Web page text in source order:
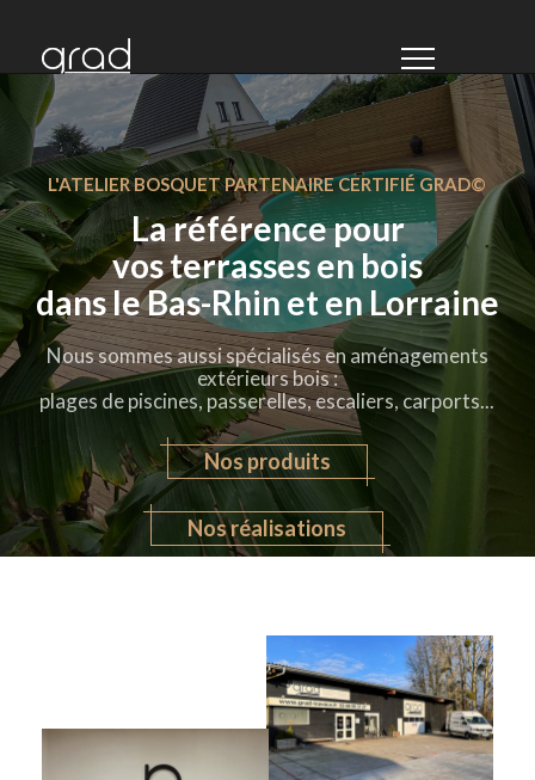
L'ATELIER BOSQUET PARTENAIRE CERTIFIÉ GRAD©
Nous sommes aussi spécialisés en aménagements
extérieurs bois :
plages de piscines, passerelles,escaliers, carports...
Nos produits
La référence pour
vos terrasses en bois
dans le Bas-Rhin et en Lorraine
Nos réalisations